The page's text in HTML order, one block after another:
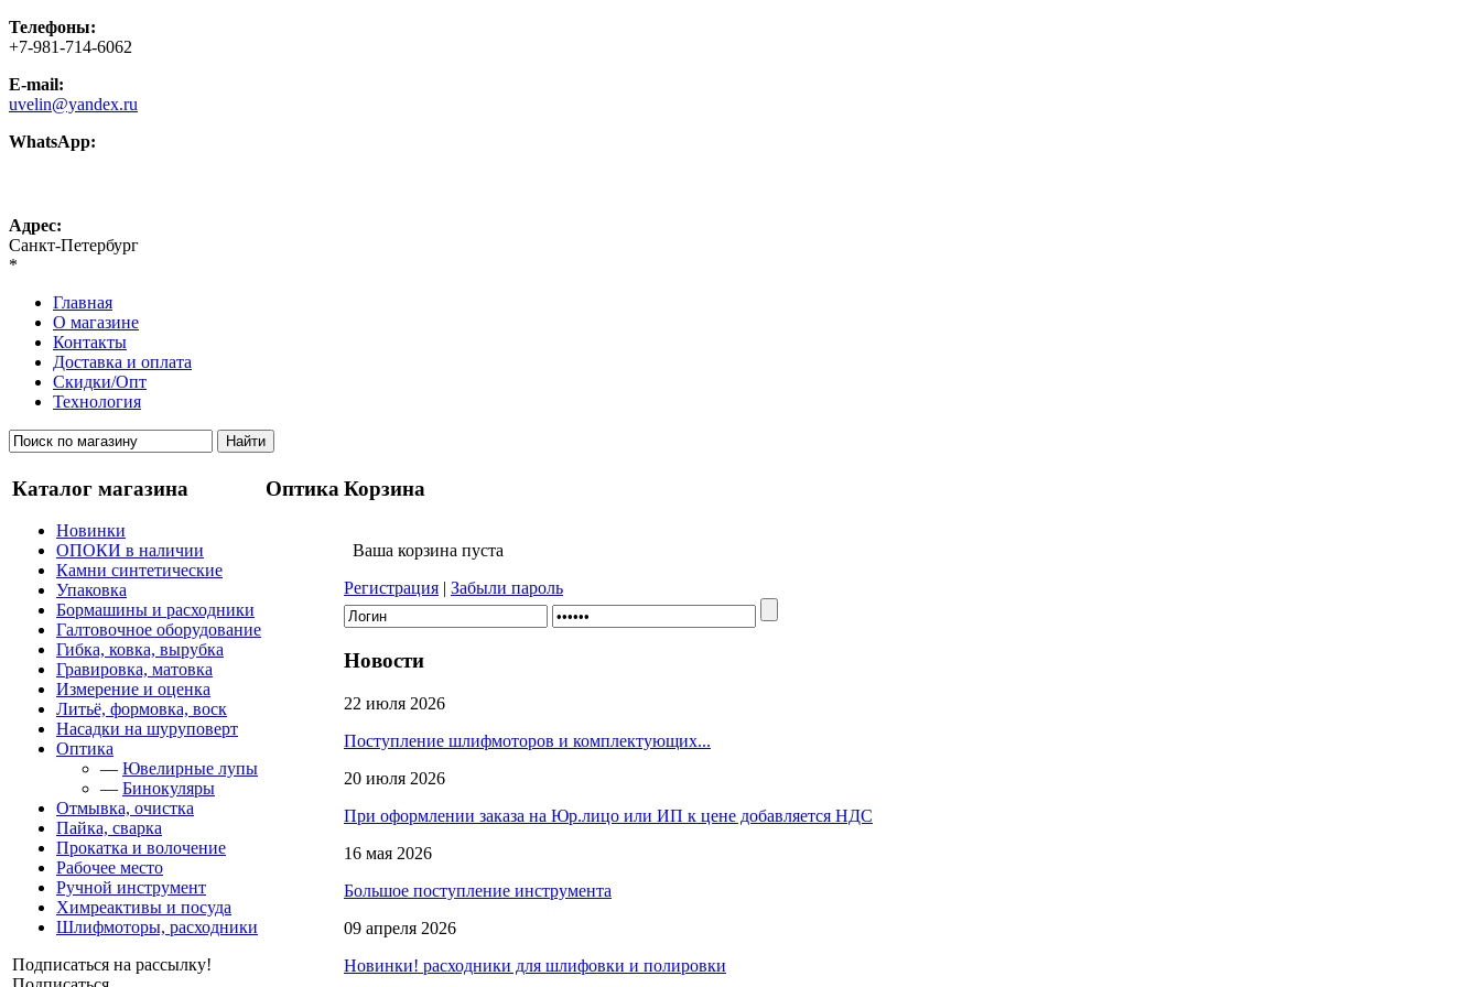
Телефоны:
+7-981-714-6062
E-mail:
uvelin@yandex.ru
WhatsApp:
Адрес:
Санкт-Петербург
*
Главная
О магазине
Контакты
Доставка и оплата
Скидки/Опт
Технология
Каталог магазина
Новинки
ОПОКИ в наличии
Камни синтетические
Упаковка
Бормашины и расходники
Галтовочное оборудование
Гибка, ковка, вырубка
Гравировка, матовка
Измерение и оценка
Литьё, формовка, воск
Насадки на шуруповерт
Оптика
— Ювелирные лупы
— Бинокуляры
Отмывка, очистка
Пайка, сварка
Прокатка и волочение
Рабочее место
Ручной инструмент
Химреактивы и посуда
Шлифмоторы, расходники
Подписаться на рассылку!
Оптика Корзина
Ваша корзина пуста
Регистрация | Забыли пароль
Новости
22 июля 2026
Поступление шлифмоторов и комплектующих...
20 июля 2026
При оформлении заказа на Юр.лицо или ИП к цене добавляется НДС
16 мая 2026
Большое поступление инструмента
09 апреля 2026
Новинки! расходники для шлифовки и полировки